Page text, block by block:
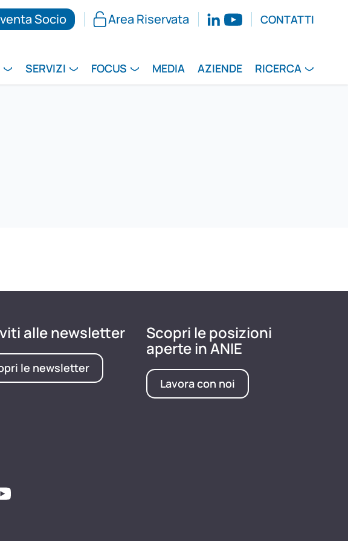
Socio Area Riservata CONTATTI
SERVIZI FOCUS MEDIA AZIENDE RICERCA
alle newsletter
le newsletter
Scopri le posizioni
aperte in ANIE
Lavora con noi